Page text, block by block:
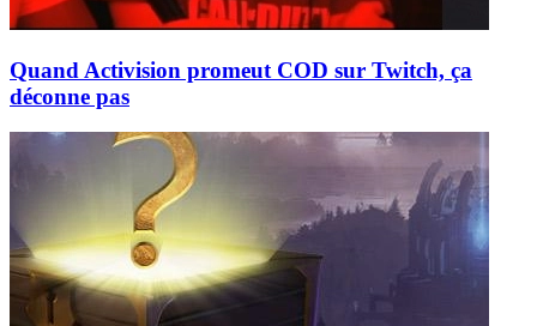
Quand Activision promeut COD sur Twitch, ça
déconne pas